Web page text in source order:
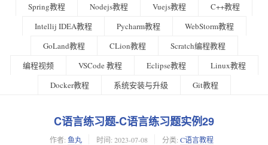
Spring教程
Nodejs教程 Vuejs教程
C++教程
Intellij IDEA教程
Pycharm教程
WebStorm教程
GoLand教程
CLion教程
Scratch编程教程
编程视频
VSCode 教程 Eclipse教程
Linux教程
Docker教程
系统安装与升级 Git教程
C语言练习题-C语言练习题实例29
作者: 鱼丸 时间: 2023-07-08 分类: C语言教程